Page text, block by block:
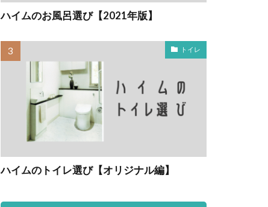
ハイムのお風呂選び【2021年版】
トイレ
ハイムのトイレ選び【オリジナル編】